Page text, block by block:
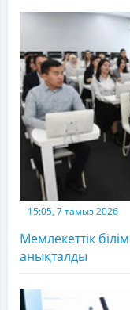
15:05, 7 тамыз 2026
Мемлекеттік
анықталды